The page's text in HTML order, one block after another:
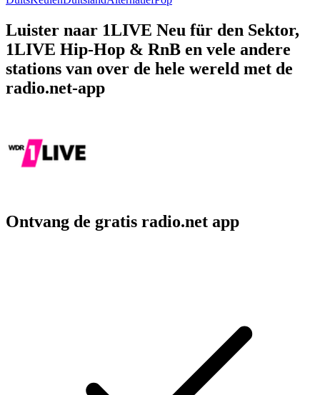
Luister naar 1LIVE Neu für den Sektor,
1LIVE Hip-Hop & RnB en vele andere
stations van over de hele wereld met de
radio.net-app
Ontvang de gratis radio.net app